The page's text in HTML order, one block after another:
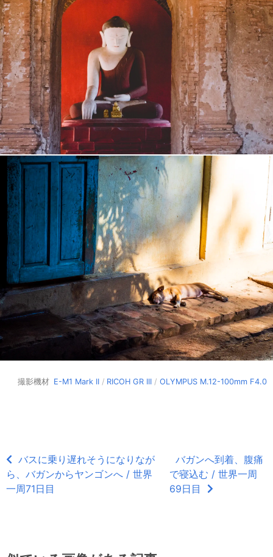
撮影機材 E-M1 Mark II / RICOH GR III / OLYMPUS M.12-100mm F4.0
バスに乗り遅れそうになりなが
ら、バガンからヤンゴンへ / 世界
一周71日目
バガンへ到着、腹痛
で寝込む / 世界一周
69日目